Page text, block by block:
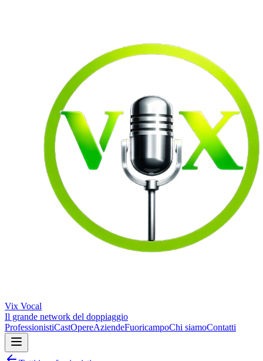
Vix Vocal
Il grande network del doppiaggio
ProfessionistiCastOpereAziendeFuoricampoChi siamoContatti